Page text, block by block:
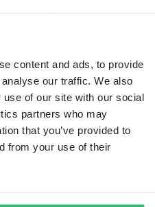
content and ads, to provide
our traffic. We also
of our site with our social
partners who may
that you’ve provided to
from your use of their